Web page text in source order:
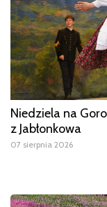
Niedziela na
z Jabłonkowa
07 sierpnia 2026